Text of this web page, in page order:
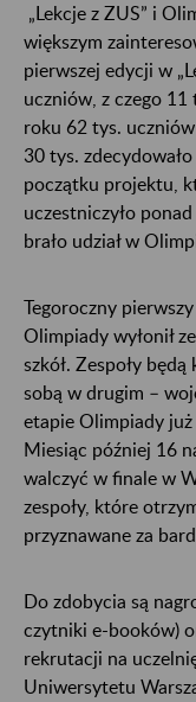
„Lekcje z ZUS” i
większym
pierwszej edycji w
uczniów, z czego
roku 62 tys. uczniów
30 tys.
początku projektu,
uczestniczyło
brało udział w
Tegoroczny
Olimpiady wyłonił
szkół. Zespoły
sobą w drugim –
etapie Olimpiady już
Miesiąc później 16
walczyć w finale w
zespoły, które
przyznawane za
Do zdobycia są
czytniki e-booków)
rekrutacji na
Uniwersytetu